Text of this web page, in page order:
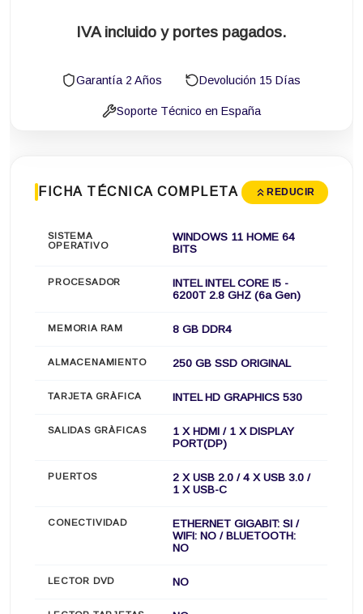
IVA incluido y portes pagados.
Garantía 2 Años Devolución 15 Días
Soporte Técnico en España
FICHA TÉCNICA COMPLETA REDUCIR
SISTEMA
OPERATIVO
WINDOWS 11 HOME 64
BITS
PROCESADOR
INTEL INTEL CORE I5 -
6200T 2.8 GHZ (6a Gen)
MEMORIA RAM 8 GB DDR4
ALMACENAMIENTO 250 GB SSD ORIGINAL
TARJETA GRÀFICA INTEL HD GRAPHICS 530
SALIDAS GRÀFICAS
1 X HDMI / 1 X DISPLAY
PORT(DP)
PUERTOS
2 X USB 2.0 / 4 X USB 3.0 /
1 X USB-C
CONECTIVIDAD
ETHERNET GIGABIT: SI /
WIFI: NO / BLUETOOTH:
NO
LECTOR DVD NO